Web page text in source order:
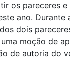
os pareceres
ano. Durante
dois
moção de
de autoria do